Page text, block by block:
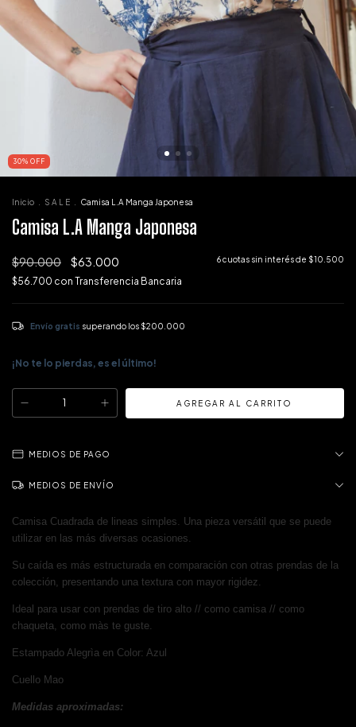
30% OFF
Inicio S A L E Camisa L.A Manga Japonesa
Camisa L.A Manga Japonesa
$90.000 $63.000 6cuotas sin interés de $10.500
$56.700 con Transferencia Bancaria
Envío gratis superando los $200.000
¡No te lo pierdas, es el último!
MEDIOS DE PAGO
MEDIOS DE ENVÍO
Camisa Cuadrada de lineas simples. Una pieza versátil que se puede
utilizar en las más diversas ocasiones.
Su caída es más estructurada en comparación con otras prendas de la
colección, presentando una textura con mayor rigidez.
Ideal para usar con prendas de tiro alto // como camisa // como
chaqueta, como màs te guste.
Estampado Alegrìa en Color: Azul
Cuello Mao
Medidas aproximadas: